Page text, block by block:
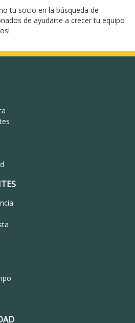
tu socio en la búsqueda de
de ayudarte a crecer tu equipo